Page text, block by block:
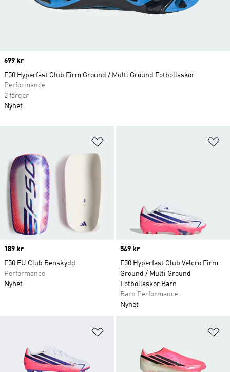
Price
189 kr
F50 EU Club Benskydd
Performance
Nyhet
Price
549 kr
F50 Hyperfast Club Velcro Firm
Ground / Multi Ground
Fotbollsskor Barn
Barn Performance
Nyhet
Price
699 kr
F50 Hyperfast Club Firm Ground / Multi Ground Fotbollsskor
Performance
2 färger
Nyhet